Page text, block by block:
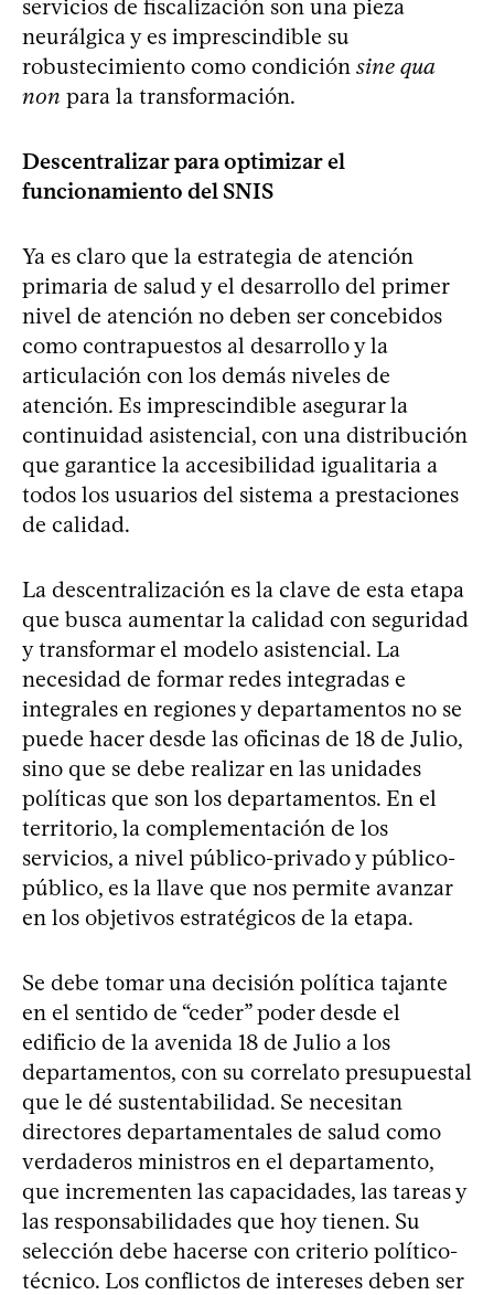
servicios de fiscalización son una pieza
neurálgica y es imprescindible su
robustecimiento como condición sine qua
non para la transformación.
Descentralizar para optimizar el
funcionamiento del SNIS
Ya es claro que la estrategia de atención
primaria de salud y el desarrollo del primer
nivel de atención no deben ser concebidos
como contrapuestos al desarrollo y la
articulación con los demás niveles de
atención. Es imprescindible asegurar la
continuidad asistencial, con una distribución
que garantice la accesibilidad igualitaria a
todos los usuarios del sistema a prestaciones
de calidad.
La descentralización es la clave de esta etapa
que busca aumentar la calidad con seguridad
y transformar el modelo asistencial. La
necesidad de formar redes integradas e
integrales en regiones y departamentos no se
puede hacer desde las oficinas de 18 de Julio,
sino que se debe realizar en las unidades
políticas que son los departamentos. En el
territorio, la complementación de los
servicios, a nivel público-privado y público-
público, es la llave que nos permite avanzar
en los objetivos estratégicos de la etapa.
Se debe tomar una decisión política tajante
en el sentido de “ceder” poder desde el
edificio de la avenida 18 de Julio a los
departamentos, con su correlato presupuestal
que le dé sustentabilidad. Se necesitan
directores departamentales de salud como
verdaderos ministros en el departamento,
que incrementen las capacidades, las tareas y
las responsabilidades que hoy tienen. Su
selección debe hacerse con criterio político-
técnico. Los conflictos de intereses deben ser